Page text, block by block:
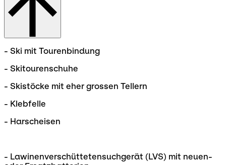
- Ski mit Tourenbindung
- Skitourenschuhe
- Skistöcke mit eher grossen Tellern
- Klebfelle
- Harscheisen
- Lawinenverschüttetensuchgerät (LVS) mit neuen-